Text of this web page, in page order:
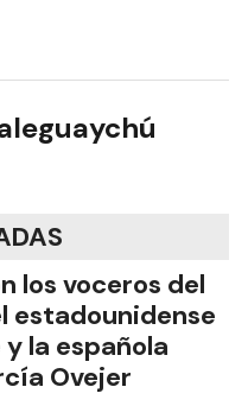
los voceros del
estadounidense
la española
Ovejer